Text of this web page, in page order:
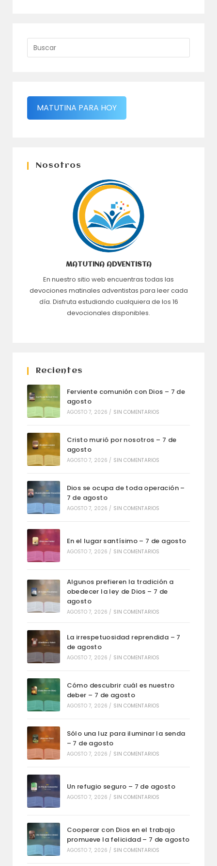
MATUTINA PARA HOY
Nosotros
MATUTINA ADVENTISTA
En nuestro sitio web encuentras todas las
devociones matinales adventistas para leer cada
día. Disfruta estudiando cualquiera de los 16
devocionales disponibles.
Recientes
Ferviente comunión con Dios – 7 de
agosto
AGOSTO 7, 2026 / SIN COMENTARIOS
Cristo murió por nosotros – 7 de
agosto
AGOSTO 7, 2026 / SIN COMENTARIOS
Dios se ocupa de toda operación –
7 de agosto
AGOSTO 7, 2026 / SIN COMENTARIOS
En el lugar santísimo – 7 de agosto
AGOSTO 7, 2026 / SIN COMENTARIOS
Algunos prefieren la tradición a
obedecer la ley de Dios – 7 de
agosto
AGOSTO 7, 2026 / SIN COMENTARIOS
La irrespetuosidad reprendida – 7
de agosto
AGOSTO 7, 2026 / SIN COMENTARIOS
Cómo descubrir cuál es nuestro
deber – 7 de agosto
AGOSTO 7, 2026 / SIN COMENTARIOS
Sólo una luz para iluminar la senda
– 7 de agosto
AGOSTO 7, 2026 / SIN COMENTARIOS
Un refugio seguro – 7 de agosto
AGOSTO 7, 2026 / SIN COMENTARIOS
Cooperar con Dios en el trabajo
promueve la felicidad – 7 de agosto
AGOSTO 7, 2026 / SIN COMENTARIOS